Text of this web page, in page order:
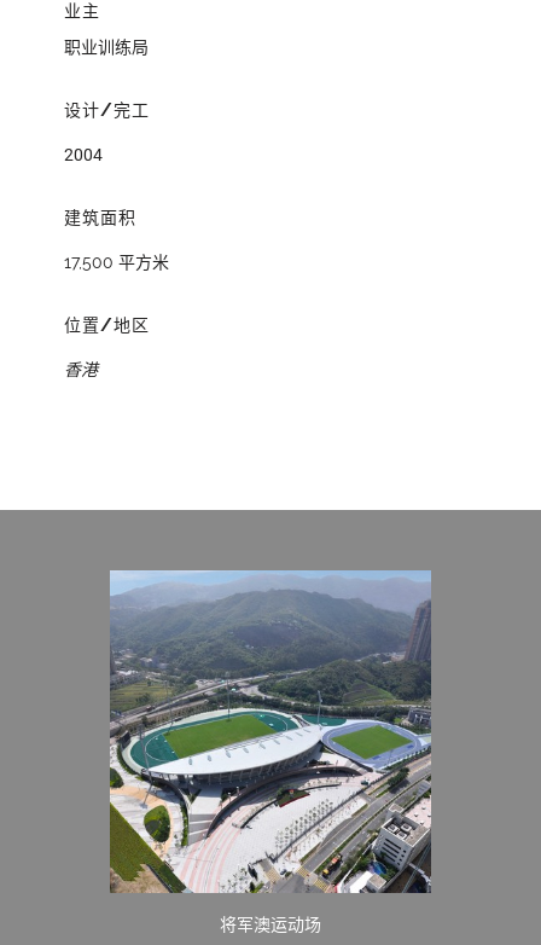
业主
职业训练局
设计/完工
2004
建筑面积
17,500 平方米
位置/地区
香港
将军澳运动场